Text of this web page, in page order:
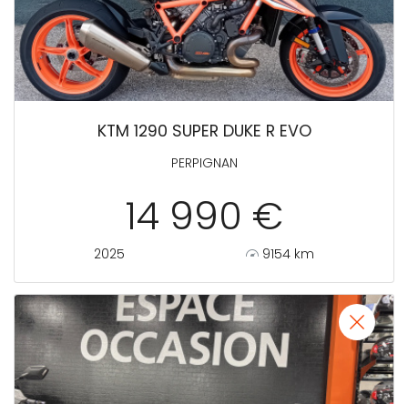
KTM 1290 SUPER DUKE R EVO
PERPIGNAN
14 990 €
2025 9154 km